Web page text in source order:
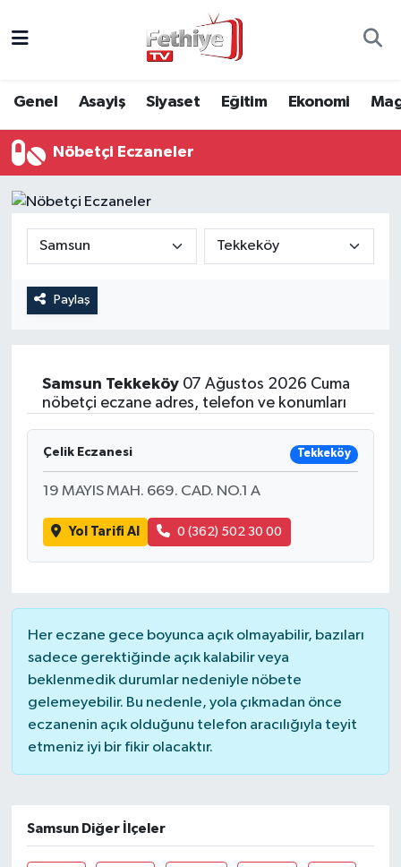
Genel Asayiş Siyaset Eğitim Ekonomi
Nöbetçi Eczaneler
Paylaş
Samsun Tekkeköy07 Ağustos 2026 Cuma
nöbetçi eczane adres, telefon ve konumları
Çelik Eczanesi Tekkeköy
19 MAYIS MAH. 669. CAD. NO.1 A
Yol Tarifi Al 0 (362) 502 30 00
Her eczane gece boyunca açık olmayabilir, bazıları
sadece gerektiğinde açık kalabilir veya
beklenmedik durumlar nedeniyle nöbete
gelemeyebilir. Bu nedenle, yola çıkmadan önce
eczanenin açık olduğunu telefon aracılığıyla teyit
etmeniz iyi bir fikir olacaktır.
Samsun Diğer İlçeler
Asayiş
Eğitim
Ekonomi
Kültür
Spor
Turizm
Muğla Hava Durumu
Muğla Namaz Vakitleri
Muğla Trafik Yoğunluk Haritası
Süper Lig Puan Durumu ve Fikstür
Tüm Manşetler
Haber Arşivi